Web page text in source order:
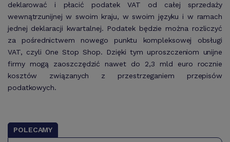
deklarować i płacić podatek VAT od całej sprzedaży
wewnątrzunijnej w swoim kraju, w swoim języku i w ramach
jednej deklaracji kwartalnej. Podatek będzie można rozliczyć
za pośrednictwem nowego punktu kompleksowej obsługi
VAT, czyli One Stop Shop. Dzięki tym uproszczeniom unijne
firmy mogą zaoszczędzić nawet do 2,3 mld euro rocznie
kosztów związanych z przestrzeganiem przepisów
podatkowych.
POLECAMY